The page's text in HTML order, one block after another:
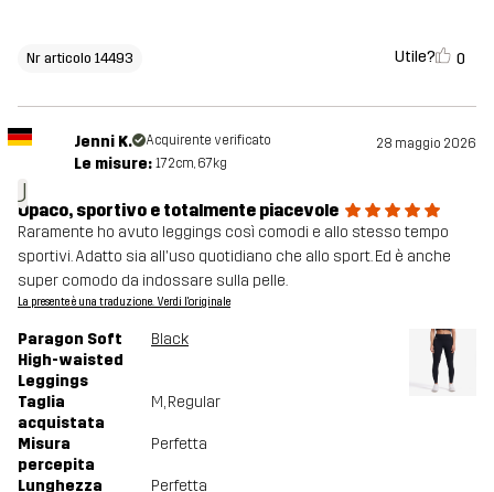
Nr articolo 14493 Utile? 0
J
Jenni K. Acquirente verificato 28 maggio 2026
Le misure: 172cm, 67kg
Opaco, sportivo e totalmente piacevole
Raramente ho avuto leggings così comodi e allo stesso tempo
sportivi. Adatto sia all'uso quotidiano che allo sport. Ed è anche
super comodo da indossare sulla pelle.
La presente è una traduzione. Verdi l'originale
Paragon Soft
High-waisted
Leggings
Black
Taglia
acquistata
M, Regular
Misura
percepita
Perfetta
Lunghezza Perfetta